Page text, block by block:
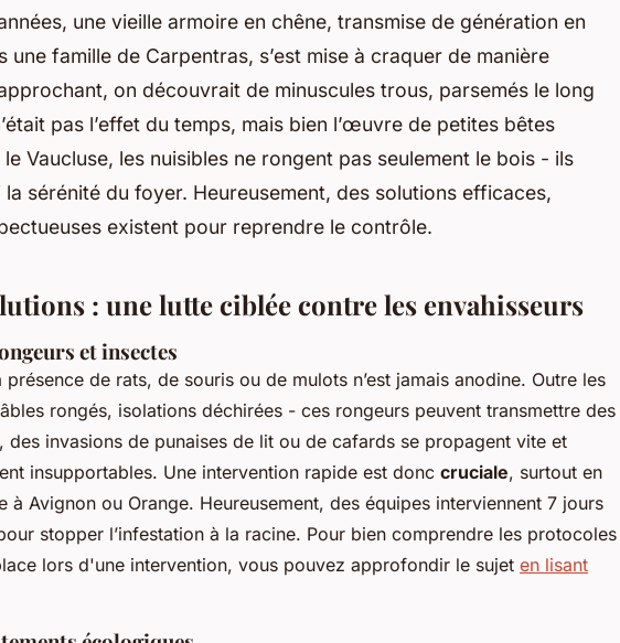
une vieille armoire en chêne, transmise de génération en
une famille de Carpentras, s’est mise à craquer de manière
on découvrait de minuscules trous, parsemés le long
pas l’effet du temps, mais bien l’œuvre de petites bêtes
Vaucluse, les nuisibles ne rongent pas seulement le bois - ils
la sérénité du foyer. Heureusement, des solutions efficaces,
existent pour reprendre le contrôle.
: une lutte ciblée contre les envahisseurs
et insectes
présence de rats, de souris ou de mulots n’est jamais anodine. Outre les
rongés, isolations déchirées - ces rongeurs peuvent transmettre des
des invasions de punaises de lit ou de cafards se propagent vite et
insupportables. Une intervention rapide est donc cruciale, surtout en
à Avignon ou Orange. Heureusement, des équipes interviennent 7 jours
stopper l’infestation à la racine. Pour bien comprendre les protocoles
lors d'une intervention, vous pouvez approfondir le sujet en lisant